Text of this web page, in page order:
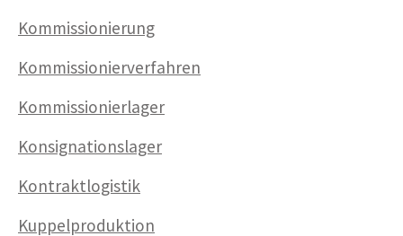
Kommissionierung
Kommissionier­verfahren
Kommissio­nier­lager
Konsignationslager
Kontraktlogistik
Kuppelproduktion